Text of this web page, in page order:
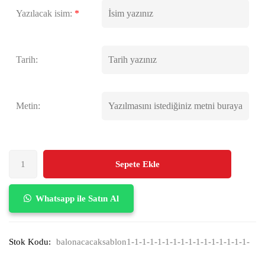
Yazılacak isim: *
Tarih:
Metin:
Sepete Ekle
Whatsapp ile Satın Al
Stok Kodu:
balonacacaksablon1-1-1-1-1-1-1-1-1-1-1-1-1-1-1-1-